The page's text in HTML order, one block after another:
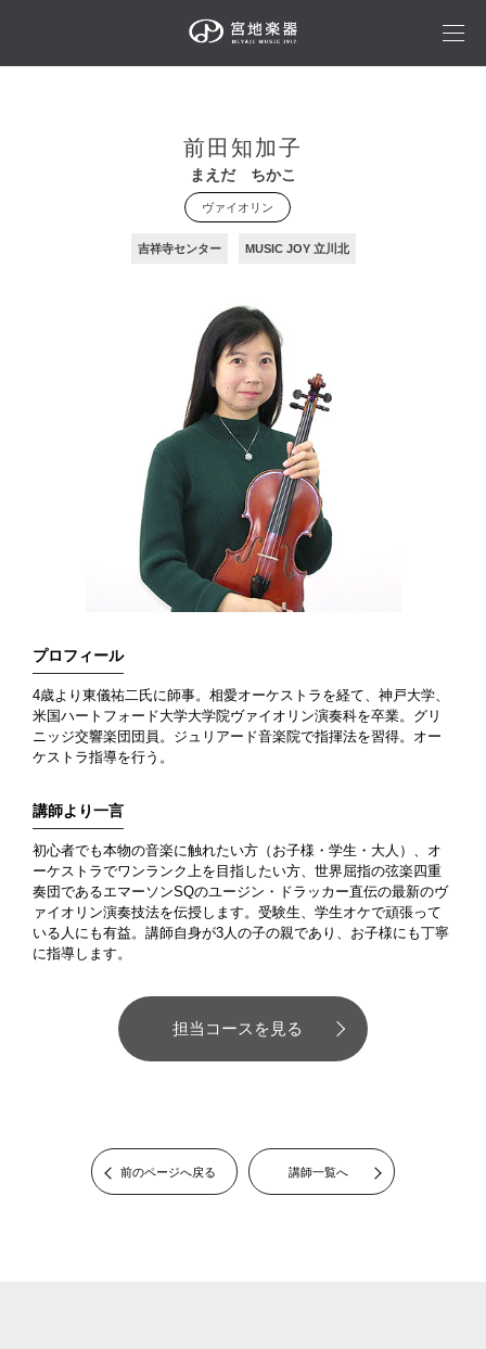
前田知加子
まえだ ちかこ
ヴァイオリン
吉祥寺センター MUSIC JOY 立川北
プロフィール
4歳より東儀祐二氏に師事。相愛オーケストラを経て、神戸大学、
米国ハートフォード大学大学院ヴァイオリン演奏科を卒業。グリ
ニッジ交響楽団団員。ジュリアード音楽院で指揮法を習得。オー
ケストラ指導を行う。
講師より一言
初心者でも本物の音楽に触れたい方（お子様・学生・大人）、オ
ーケストラでワンランク上を目指したい方、世界屈指の弦楽四重
奏団であるエマーソンSQのユージン・ドラッカー直伝の最新のヴ
ァイオリン演奏技法を伝授します。受験生、学生オケで頑張って
いる人にも有益。講師自身が3人の子の親であり、お子様にも丁寧
に指導します。
担当コースを見る
前のページへ戻る 講師一覧へ